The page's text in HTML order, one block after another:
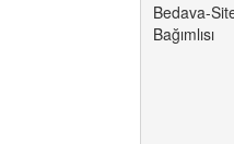
Bedava-
Bağımlısı